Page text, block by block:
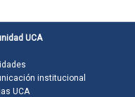
UCA
institucional
UCA